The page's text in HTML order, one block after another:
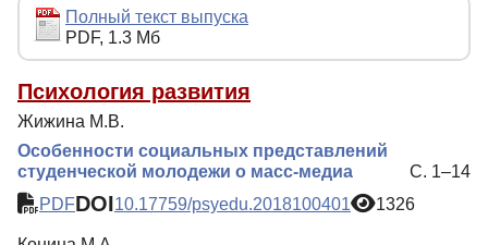
Редакционная политика
Индексирование
Для авторов
Рубрики
Препринты
Подписка
Контакты
Полный текст выпуска
PDF, 1.3 Мб
Психология развития
Жижина М.В.
Особенности социальных представлений
студенческой молодежи о масс-медиа
С. 1–14
PDFDOI10.17759/psyedu.2018100401 1326